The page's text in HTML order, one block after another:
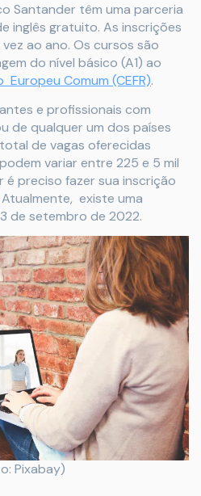
Santander têm uma parceria
inglês gratuito. As inscrições
ao ano. Os cursos são
do nível básico (A1) ao
Europeu Comum (CEFR).
e profissionais com
de qualquer um dos países
de vagas oferecidas
variar entre 225 e 5 mil
é preciso fazer sua inscrição
Atualmente, existe uma
de setembro de 2022.
Pixabay)